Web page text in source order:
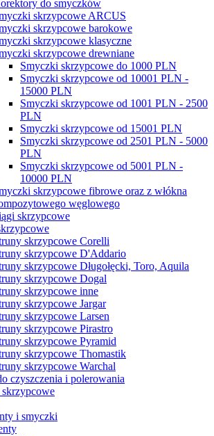
do smyczków
skrzypcowe ARCUS
skrzypcowe barokowe
skrzypcowe klasyczne
skrzypcowe drewniane
Smyczki skrzypcowe do 1000 PLN
Smyczki skrzypcowe od 10001 PLN -
15000 PLN
Smyczki skrzypcowe od 1001 PLN - 2500
PLN
Smyczki skrzypcowe od 15001 PLN
Smyczki skrzypcowe od 2501 PLN - 5000
PLN
Smyczki skrzypcowe od 5001 PLN -
10000 PLN
skrzypcowe fibrowe oraz z włókna
węglowego
skrzypcowe
skrzypcowe Corelli
skrzypcowe D'Addario
skrzypcowe Długołęcki, Toro, Aquila
skrzypcowe Dogal
skrzypcowe inne
skrzypcowe Jargar
skrzypcowe Larsen
skrzypcowe Pirastro
skrzypcowe Pyramid
skrzypcowe Thomastik
skrzypcowe Warchal
czyszczenia i polerowania
i smyczki